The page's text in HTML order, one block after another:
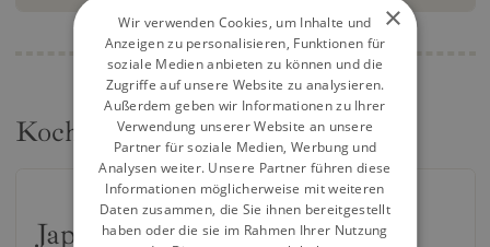
Kochbücher
Japanisch Backen
×
Wir verwenden Cookies, um Inhalte und
Anzeigen zu personalisieren, Funktionen für
soziale Medien anbieten zu können und die
Zugriffe auf unsere Website zu analysieren.
Außerdem geben wir Informationen zu Ihrer
Verwendung unserer Website an unsere
Partner für soziale Medien, Werbung und
Analysen weiter. Unsere Partner führen diese
Informationen möglicherweise mit weiteren
Daten zusammen, die Sie ihnen bereitgestellt
haben oder die sie im Rahmen Ihrer Nutzung